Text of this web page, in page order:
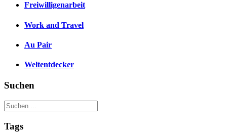
Freiwilligenarbeit
Work and Travel
Au Pair
Weltentdecker
Suchen
Tags